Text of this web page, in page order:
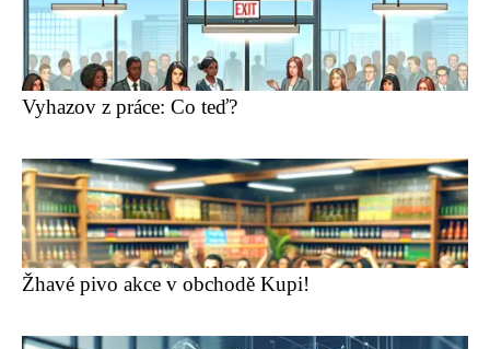
Vyhazov z práce: Co teď?
Žhavé pivo akce v obchodě Kupi!